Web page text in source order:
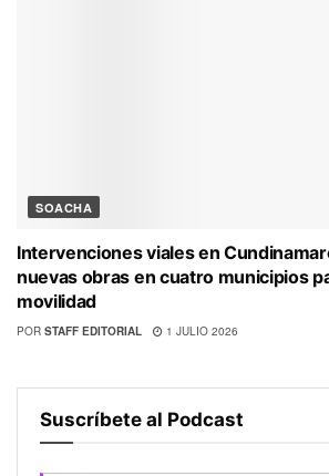
SOACHA
Intervenciones viales en
nuevas obras en cuatro municipios
movilidad
POR STAFF EDITORIAL 1 JULIO 2026
Suscríbete al Podcast